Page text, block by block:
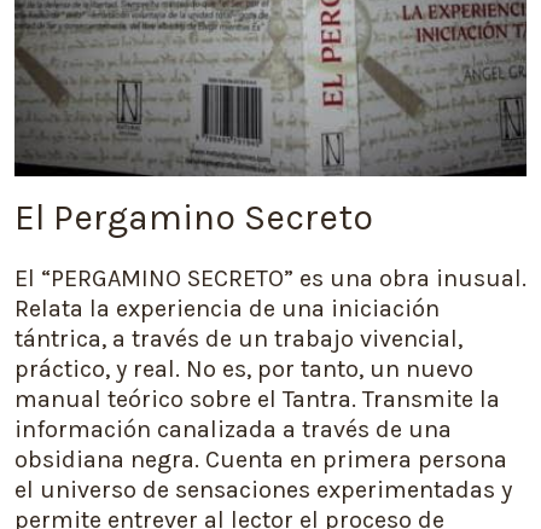
El Pergamino Secreto
El “PERGAMINO SECRETO” es una obra inusual.
Relata la experiencia de una iniciación
tántrica, a través de un trabajo vivencial,
práctico, y real. No es, por tanto, un nuevo
manual teórico sobre el Tantra. Transmite la
información canalizada a través de una
obsidiana negra. Cuenta en primera persona
el universo de sensaciones experimentadas y
permite entrever al lector el proceso de